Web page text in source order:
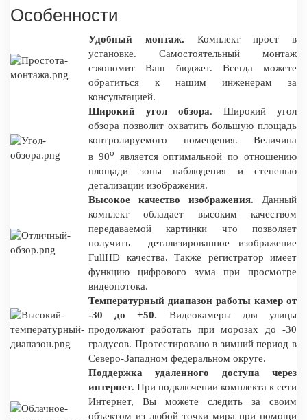
Особенности
Удобный монтаж. Комплект прост в
установке. Самостоятельный монтаж
сэкономит Ваш бюджет. Всегда можете
обратиться к нашим инженерам за
консультацией.
Широкий угол обзора. Широкий угол
обзора позволит охватить большую площадь
контролируемого помещения. Величина
в 90о
является оптимальной по отношению
площади зоны наблюдения и степенью
детализации изображения.
Высокое качество изображения. Данный
комплект обладает высоким качеством
передаваемой картинки что позволяет
получить детализированное изображение
FullHD качества. Также регистратор имеет
функцию цифрового зума при просмотре
видеопотока.
Температурный диапазон работы камер от
-30 до +50. Видеокамеры для улицы
продолжают работать при морозах до -30
градусов. Протестировано в зимний период в
Северо-Западном федеральном округе.
Поддержка удаленного доступа через
интернет. При подключении комплекта к сети
Интернет, Вы можете следить за своим
объектом из любой точки мира при помощи